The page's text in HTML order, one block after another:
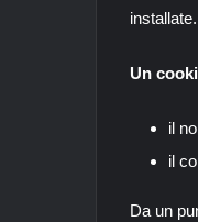
installate.
Un
il
il
Da un